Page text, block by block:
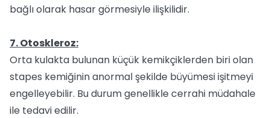
bağlı olarak hasar görmesiyle ilişkilidir.
7. Otoskleroz:
Orta kulakta bulunan küçük kemikçiklerden biri olan
stapes kemiğinin anormal şekilde büyümesi işitmeyi
engelleyebilir. Bu durum genellikle cerrahi müdahale
ile tedavi edilir.